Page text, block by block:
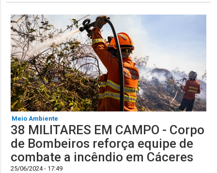
Meio Ambiente
38 MILITARES EM CAMPO - Corpo
de Bombeiros reforça equipe de
combate a incêndio em Cáceres
25/06/2024 - 17:49